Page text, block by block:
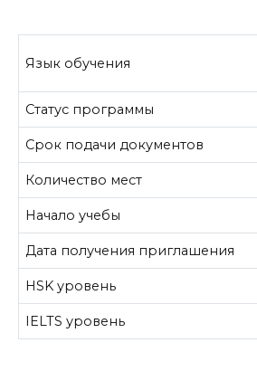
Язык обучения
Статус программы
Срок подачи документов
Количество мест
Начало учебы
Дата получения приглашения
HSK уровень
IELTS уровень